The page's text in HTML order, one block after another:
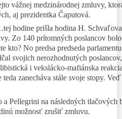
vážnej medzinárodnej zmluvy,
aj prezidentka Čaputová.
hodine prišla hodina H.
Zo 140 prítomných poslancov
kto? No predsa predseda
svojich nerozhodnutých
i vekslácko-mafiánska
zanecháva stále svoje stopy.
Pellegrini na následných tlačových
možnosť zrušiť zmluvu.